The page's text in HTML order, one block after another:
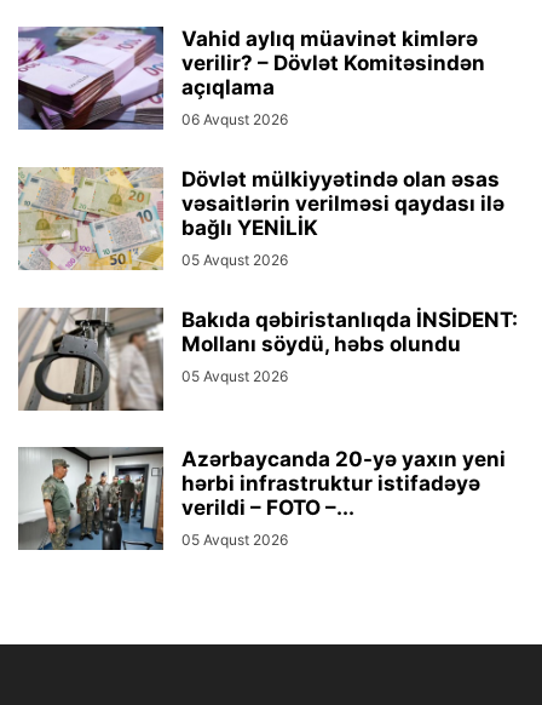
Vahid aylıq müavinət kimlərə
verilir? – Dövlət Komitəsindən
açıqlama
06 Avqust 2026
Dövlət mülkiyyətində olan əsas
vəsaitlərin verilməsi qaydası ilə
bağlı YENİLİK
05 Avqust 2026
Bakıda qəbiristanlıqda İNSİDENT:
Mollanı söydü, həbs olundu
05 Avqust 2026
Azərbaycanda 20-yə yaxın yeni
hərbi infrastruktur istifadəyə
verildi – FOTO –...
05 Avqust 2026